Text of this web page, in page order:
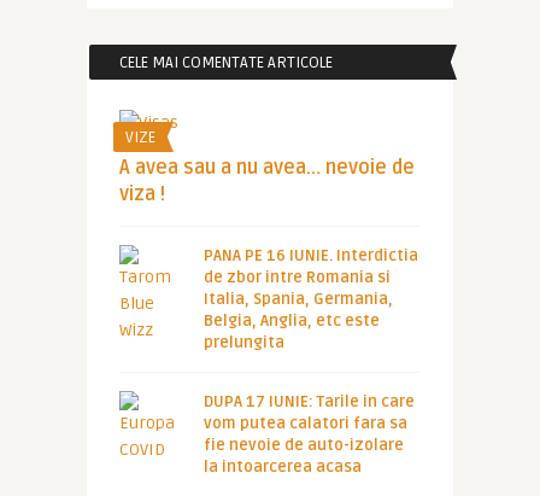
CELE MAI COMENTATE ARTICOLE
VIZE
A avea sau a nu avea… nevoie de
viza !
PANA PE 16 IUNIE. Interdictia
de zbor intre Romania si
Italia, Spania, Germania,
Belgia, Anglia, etc este
prelungita
DUPA 17 IUNIE: Tarile in care
vom putea calatori fara sa
fie nevoie de auto-izolare
la intoarcerea acasa